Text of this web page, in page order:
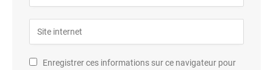
Enregistrer ces informations sur ce navigateur pour